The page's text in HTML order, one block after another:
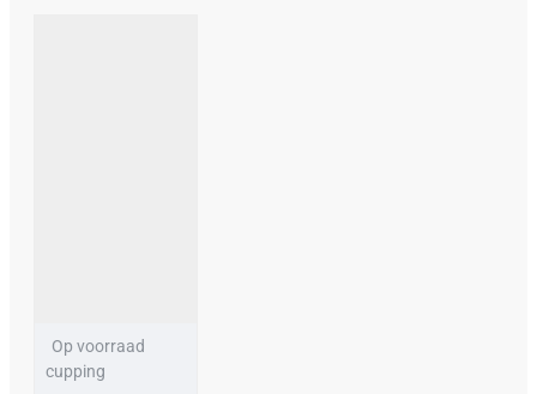
Op voorraad
cupping